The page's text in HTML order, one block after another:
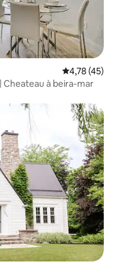
4,78 de uma
4,78 (45)
Cheateau à beira-mar